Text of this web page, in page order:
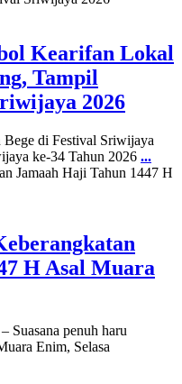
Kearifan Lokal
Tampil
2026
Bege di Festival Sriwijaya
ke-34 Tahun 2026 ...
H Asal Muara
Suasana penuh haru
Enim, Selasa